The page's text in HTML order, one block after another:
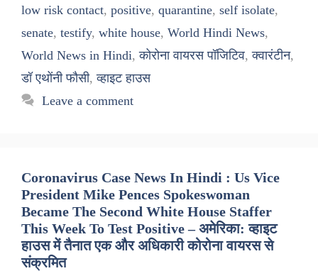
low risk contact, positive, quarantine, self isolate,
senate, testify, white house, World Hindi News,
World News in Hindi,कोरोना वायरस पॉजिटिव,क्वारंटीन,
डॉ एथोंनी फौसी,व्हाइट हाउस
Leave a comment
Coronavirus Case News In Hindi : Us Vice
President Mike Pences Spokeswoman
Became The Second White House Staffer
This Week To Test Positive – अमेरिका: व्हाइट
हाउस में तैनात एक और अधिकारी कोरोना वायरस से
संक्रमित